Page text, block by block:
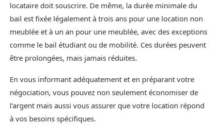
locataire doit souscrire. De même, la durée minimale du
bail est fixée légalement à trois ans pour une location non
meublée et à un an pour une meublée, avec des exceptions
comme le bail étudiant ou de mobilité. Ces durées peuvent
être prolongées, mais jamais réduites.
En vous informant adéquatement et en préparant votre
négociation, vous pouvez non seulement économiser de
l’argent mais aussi vous assurer que votre location répond
à vos besoins spécifiques.